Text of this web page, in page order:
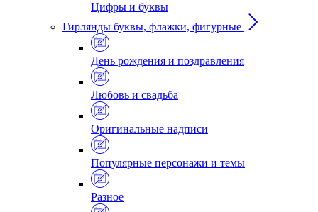
Цифры и буквы
Гирлянды буквы, флажки, фигурные
День рождения и поздравления
Любовь и свадьба
Оригинальные надписи
Популярные персонажи и темы
Разное